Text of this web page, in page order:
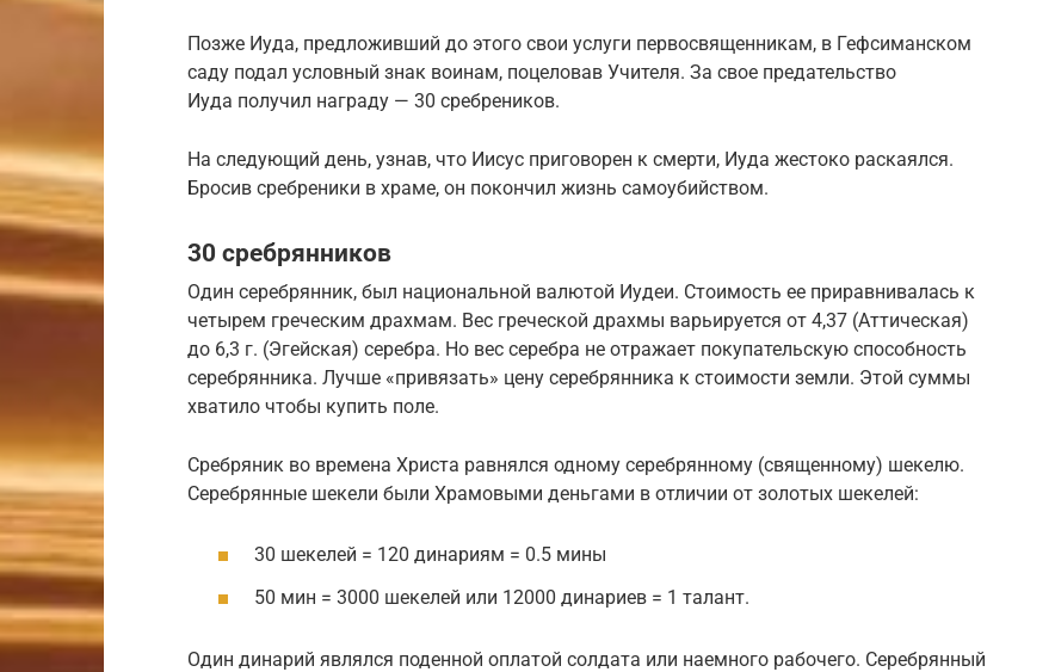
Позже Иуда, предложивший до этого свои услуги первосвященникам, в Гефсиманском
саду подал условный знак воинам, поцеловав Учителя. За свое предательство
Иуда получил награду — 30 сребреников.
На следующий день, узнав, что Иисус приговорен к смерти, Иуда жестоко раскаялся.
Бросив сребреники в храме, он покончил жизнь самоубийством.
30 сребрянников
Один серебрянник, был национальной валютой Иудеи. Стоимость ее приравнивалась к
четырем греческим драхмам. Вес греческой драхмы варьируется от 4,37 (Аттическая)
до 6,3 г. (Эгейская) серебра. Но вес серебра не отражает покупательскую способность
серебрянника. Лучше «привязать» цену серебрянника к стоимости земли. Этой суммы
хватило чтобы купить поле.
Сребряник во времена Христа равнялся одному серебрянному (священному) шекелю.
Серебрянные шекели были Храмовыми деньгами в отличии от золотых шекелей:
30 шекелей = 120 динариям = 0.5 мины
50 мин = 3000 шекелей или 12000 динариев = 1 талант.
Один динарий являлся поденной оплатой солдата или наемного рабочего. Серебрянный